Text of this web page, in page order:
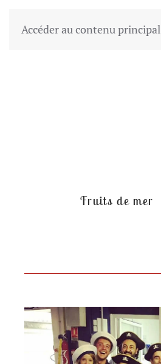
Accéder au contenu principal
Fruits de mer